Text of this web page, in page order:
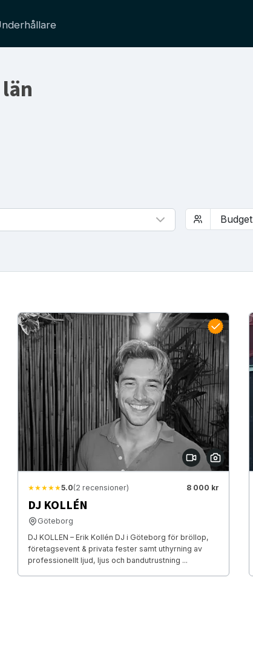
★★★★★5.0(2 recensioner) 8 000 kr
DJ KOLLÉN
Göteborg
DJ KOLLEN – Erik Kollén DJ i Göteborg för bröllop,
företagsevent & privata fester samt uthyrning av
professionellt ljud, ljus och bandutrustning ...